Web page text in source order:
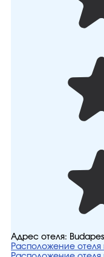
Адрес отеля:
Расположение отеля